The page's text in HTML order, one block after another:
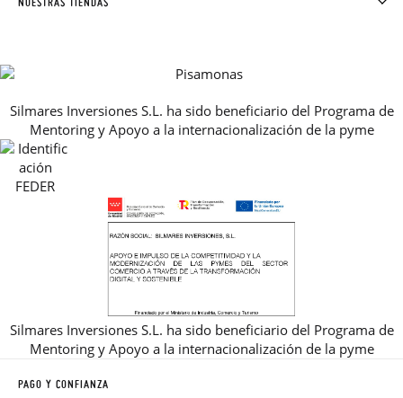
AVISO LEGAL, PRIVACIDAD Y COOKIES
GUIA DE TALLAS
REBAJAS
Silmares Inversiones S.L. ha sido beneficiario del Programa de
Mentoring y Apoyo a la internacionalización de la pyme
Silmares Inversiones S.L. ha sido beneficiario del Programa de
Mentoring y Apoyo a la internacionalización de la pyme
PAGO Y CONFIANZA